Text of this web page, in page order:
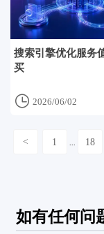
搜索引擎优化服务
买
 2026/06/02
< 1 18
如有任何问